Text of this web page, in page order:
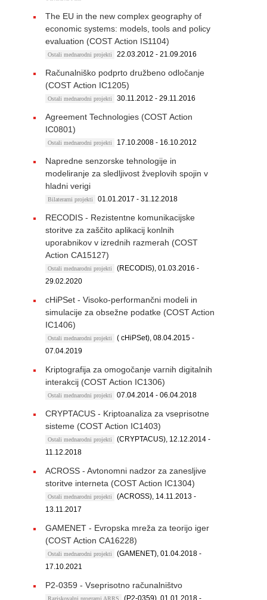
The EU in the new complex geography of
economic systems: models, tools and policy
evaluation (COST Action IS1104)
Ostali mednarodni projekti 22.03.2012 - 21.09.2016
Računalniško podprto družbeno odločanje
(COST Action IC1205)
Ostali mednarodni projekti 30.11.2012 - 29.11.2016
Agreement Technologies (COST Action
IC0801)
Ostali mednarodni projekti 17.10.2008 - 16.10.2012
Napredne senzorske tehnologije in
modeliranje za sledljivost žveplovih spojin v
hladni verigi
Bilaterarni projekti 01.01.2017 - 31.12.2018
RECODIS - Rezistentne komunikacijske
storitve za zaščito aplikacij konlnih
uporabnikov v izrednih razmerah (COST
Action CA15127)
Ostali mednarodni projekti
(RECODIS), 01.03.2016 -
29.02.2020
cHiPSet - Visoko-performančni modeli in
simulacije za obsežne podatke (COST Action
IC1406)
Ostali mednarodni projekti
( cHiPSet), 08.04.2015 -
07.04.2019
Kriptografija za omogočanje varnih digitalnih
interakcij (COST Action IC1306)
Ostali mednarodni projekti 07.04.2014 - 06.04.2018
CRYPTACUS - Kriptoanaliza za vseprisotne
sisteme (COST Action IC1403)
Ostali mednarodni projekti
(CRYPTACUS), 12.12.2014 -
11.12.2018
ACROSS - Avtonomni nadzor za zanesljive
storitve interneta (COST Action IC1304)
Ostali mednarodni projekti
(ACROSS), 14.11.2013 -
13.11.2017
GAMENET - Evropska mreža za teorijo iger
(COST Action CA16228)
Ostali mednarodni projekti
(GAMENET), 01.04.2018 -
17.10.2021
P2-0359 - Vseprisotno računalništvo
Raziskovalni programi ARRS (P2-0359), 01.01.2018 -